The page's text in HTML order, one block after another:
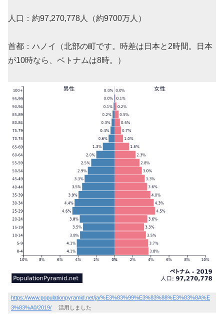
人口：約97,270,778人（約9700万人）
首都：ハノイ（北部の町です。時差は日本と2時間。日本
が10時なら、ベトナムは8時。）
https://www.populationpyramid.net/ja/%E3%83%99%E3%83%88%E3%83%8A%E
3%83%A0/2019/ 活用しました